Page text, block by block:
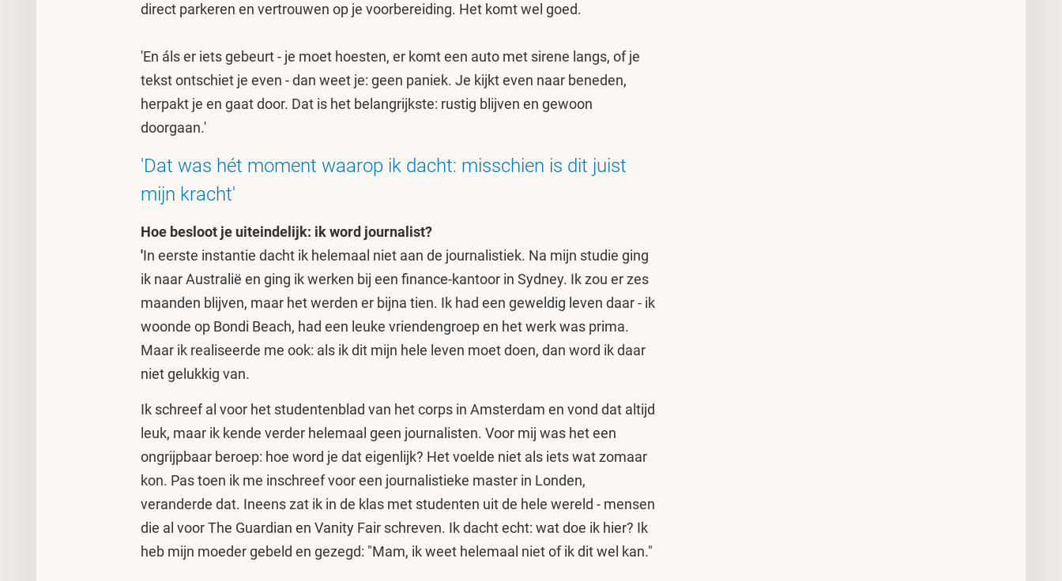
direct parkeren en vertrouwen op je voorbereiding. Het komt wel goed.
'En áls er iets gebeurt - je moet hoesten, er komt een auto met sirene langs, of je
tekst ontschiet je even - dan weet je: geen paniek. Je kijkt even naar beneden,
herpakt je en gaat door. Dat is het belangrijkste: rustig blijven en gewoon
doorgaan.'
'Dat was hét moment waarop ik dacht: misschien is dit juist
mijn kracht'
Hoe besloot je uiteindelijk: ik word journalist?
'In eerste instantie dacht ik helemaal niet aan de journalistiek. Na mijn studie ging
ik naar Australië en ging ik werken bij een finance-kantoor in Sydney. Ik zou er zes
maanden blijven, maar het werden er bijna tien. Ik had een geweldig leven daar - ik
woonde op Bondi Beach, had een leuke vriendengroep en het werk was prima.
Maar ik realiseerde me ook: als ik dit mijn hele leven moet doen, dan word ik daar
niet gelukkig van.
Ik schreef al voor het studentenblad van het corps in Amsterdam en vond dat altijd
leuk, maar ik kende verder helemaal geen journalisten. Voor mij was het een
ongrijpbaar beroep: hoe word je dat eigenlijk? Het voelde niet als iets wat zomaar
kon. Pas toen ik me inschreef voor een journalistieke master in Londen,
veranderde dat. Ineens zat ik in de klas met studenten uit de hele wereld - mensen
die al voor The Guardian en Vanity Fair schreven. Ik dacht echt: wat doe ik hier? Ik
heb mijn moeder gebeld en gezegd: "Mam, ik weet helemaal niet of ik dit wel kan."